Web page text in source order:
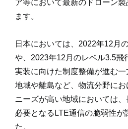
ア等において最新のドローン
ます。
日本においては、2022年12月
や、2023年12月のレベル3.5飛
実装に向けた制度整備が進む
地域や離島など、物流分野に
ニーズが高い地域においては
必要となるLTE通信の脆弱性が
た。